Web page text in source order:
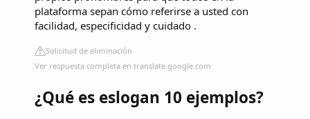
plataforma sepan cómo referirse a usted con
facilidad, especificidad y cuidado .
Solicitud de eliminación
Ver respuesta completa en translate.google.com
¿Qué es eslogan 10 ejemplos?